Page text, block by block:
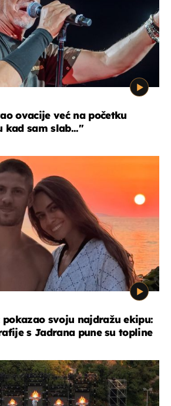
ovacije već na početku
kad sam slab..."
svoju najdražu ekipu:
s Jadrana pune su topline